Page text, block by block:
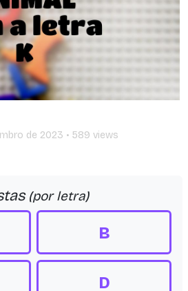
de 2023 • 589 views
(por letra)
B
D